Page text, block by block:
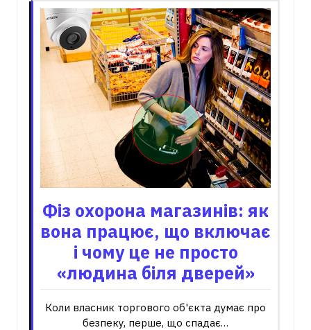
Фіз охорона магазинів: як
вона працює, що включає
і чому це не просто
«людина біля дверей»
Коли власник торгового об'єкта думає про
безпеку, перше, що спадає…